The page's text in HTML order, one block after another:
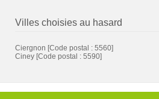
Villes choisies au hasard
Ciergnon [Code postal : 5560]
Ciney [Code postal : 5590]